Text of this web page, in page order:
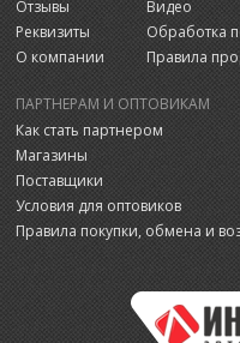
Отзывы
Реквизиты
О компании
Видео
Обработка
Правила
ПАРТНЕРАМ И ОПТОВИКАМ
Как стать партнером
Магазины
Поставщики
Условия для оптовиков
Правила покупки, обмена и